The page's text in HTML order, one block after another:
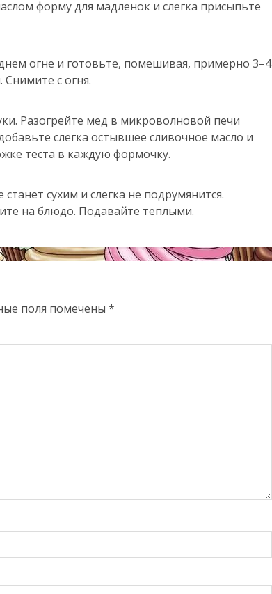
форму для мадленок и слегка присыпьте
огне и готовьте, помешивая, примерно 3–4
с огня.
Разогрейте мед в микроволновой печи
слегка остывшее сливочное масло и
теста в каждую формочку.
сухим и слегка не подрумянится.
на блюдо. Подавайте теплыми.
поля помечены *